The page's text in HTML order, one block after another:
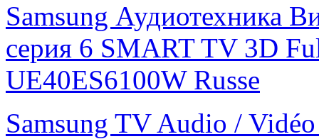
Samsung Аудиотехника
серия 6 SMART TV 3D
UE40ES6100W Russe
Samsung TV Audio /